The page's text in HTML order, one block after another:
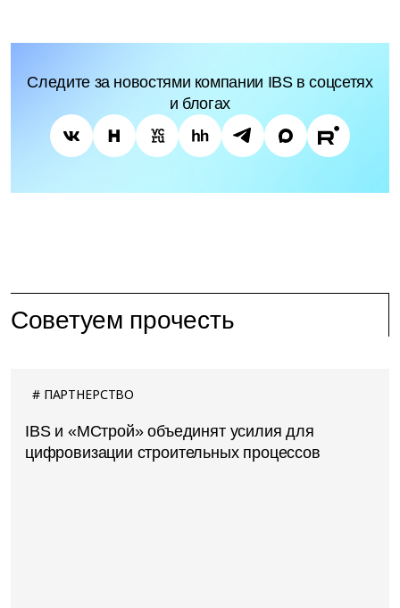
Следите за новостями компании IBS в соцсетях
и блогах
Советуем прочесть
ПАРТНЕРСТВО
IBS и «МСтрой» объединят усилия для
цифровизации строительных процессов